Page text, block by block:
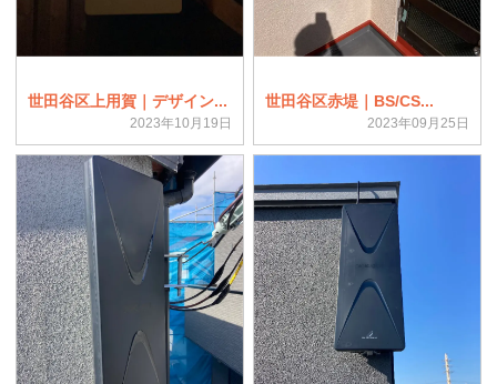
世田谷区上用賀｜デザイン...
2023年10月19日
世田谷区赤堤｜BS/CS...
2023年09月25日